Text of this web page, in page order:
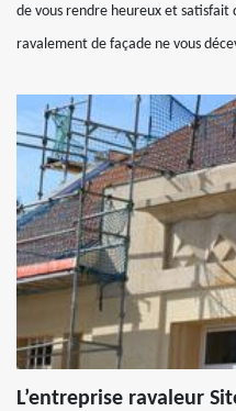
de vous rendre heureux et
ravalement de façade ne vous
L’entreprise ravaleur